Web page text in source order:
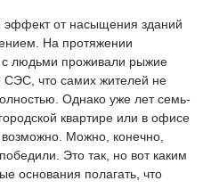
от насыщения зданий
На протяжении
с людьми проживали рыжие
СЭС, что самих жителей не
Однако уже лет семь-
квартире или в офисе
Можно, конечно,
Это так, но вот каким
основания полагать, что